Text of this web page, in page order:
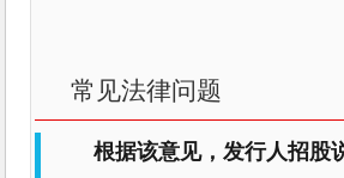
常见法律问题
根据该意见，发行人招股